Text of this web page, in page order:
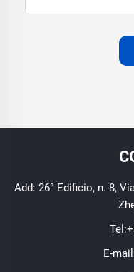
Add: 26° Edificio, n. 8,
Tel:
E-